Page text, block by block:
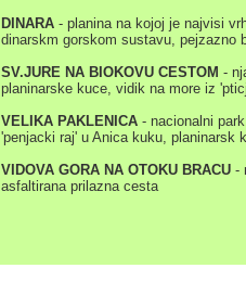
DINARA - planina na kojoj je najvisi
dinarskm gorskom sustavu, pejzazno
SV.JURE NA BIOKOVU CESTOM -
planinarske kuce, vidik na more iz
VELIKA PAKLENICA - nacionalni
'penjacki raj' u Anica kuku, planinarsk
VIDOVA GORA NA OTOKU BRACU -
asfaltirana prilazna cesta